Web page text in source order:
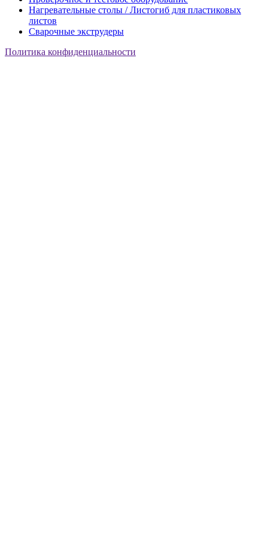
Нагревательные столы / Листогиб для пластиковых
листов
Сварочные экструдеры
Политика конфиденциальности